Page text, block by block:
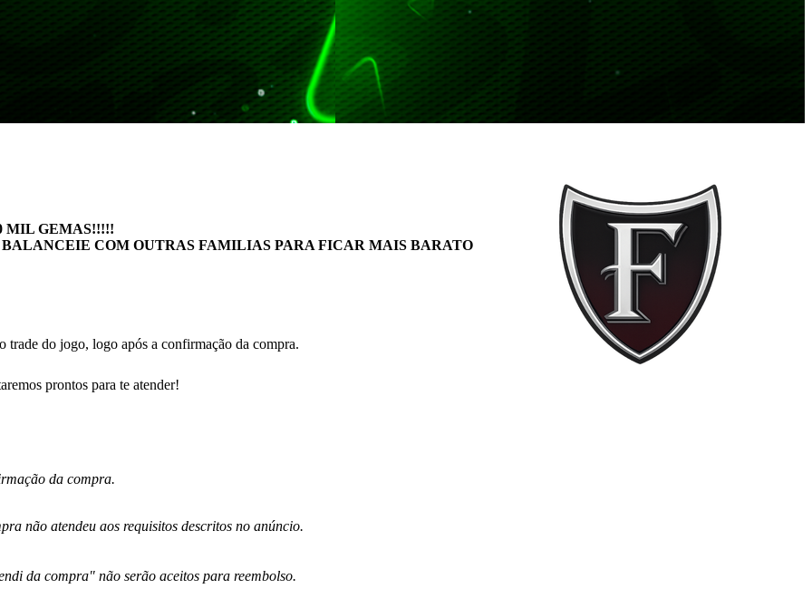
MIL GEMAS!!!!!
COM OUTRAS FAMILIAS PARA FICAR MAIS BARATO
trade do jogo, logo após a confirmação da compra.
prontos para te atender!
da compra.
não atendeu aos requisitos descritos no anúncio.
da compra" não serão aceitos para reembolso.